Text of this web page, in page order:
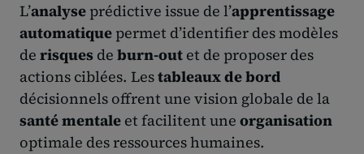
L’analyse prédictive issue de l’apprentissage
automatique permet d’identifier des modèles
de risques de burn-out et de proposer des
actions ciblées. Lestableaux de bord
décisionnels offrent une vision globale de la
santé mentale et facilitent une organisation
optimale des ressources humaines.